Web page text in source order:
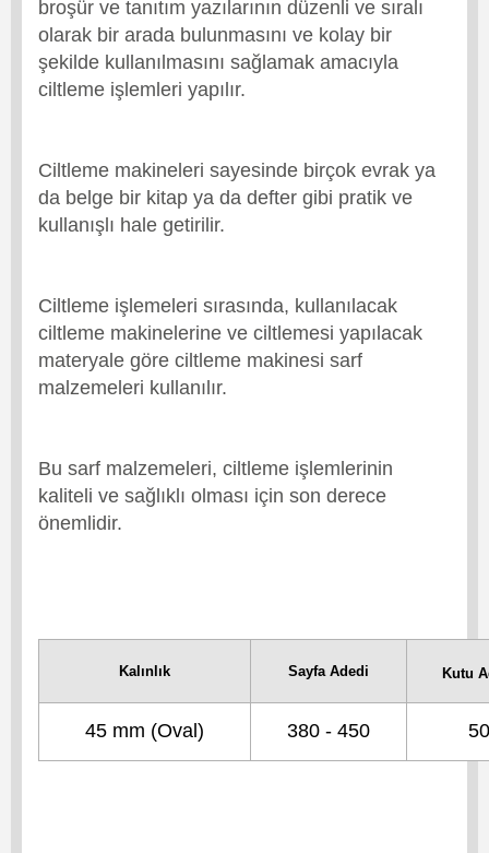
broşür ve tanıtım yazılarının düzenli ve sıralı
olarak bir arada bulunmasını ve kolay bir
şekilde kullanılmasını sağlamak amacıyla
ciltleme işlemleri yapılır.
Ciltleme makineleri sayesinde birçok evrak ya
da belge bir kitap ya da defter gibi pratik ve
kullanışlı hale getirilir.
Ciltleme işlemeleri sırasında, kullanılacak
ciltleme makinelerine ve ciltlemesi yapılacak
materyale göre ciltleme makinesi sarf
malzemeleri kullanılır.
Bu sarf malzemeleri, ciltleme işlemlerinin
kaliteli ve sağlıklı olması için son derece
önemlidir.
Kalınlık Sayfa Adedi Kutu
45 mm (Oval) 380 - 450 50